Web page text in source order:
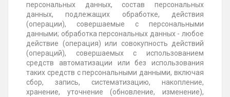
персональных данных, состав персональных
данных, подлежащих обработке, действия
(операции), совершаемые с персональными
данными; обработка персональных данных - любое
действие (операция) или совокупность действий
(операций), совершаемых с использованием
средств автоматизации или без использования
таких средств с персональными данными, включая
сбор, запись, систематизацию, накопление,
хранение, уточнение (обновление, изменение),